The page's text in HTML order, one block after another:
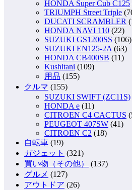
HONDA Super Cub C125
TRIUMPH Street Triple
DUCATI SCRAMBLER
HONDA NAVI 110 (22)
SUZUKI GS1200SS (106)
SUZUKI EN125-2A (63)
HONDA CB400SB (11)
Kushitani (109)
用品 (155)
クルマ (155)
SUZUKI SWIFT (ZC11S)
HONDA e (11)
CITROEN C4 CACTUS
PEUGEOT 407SW (41)
CITROEN C2 (18)
自転車 (19)
ガジェット (321)
買い物（その他）
(137)
グルメ (127)
アウトドア (26)